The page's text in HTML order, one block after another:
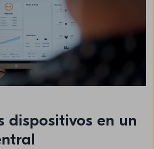
dispositivos en un